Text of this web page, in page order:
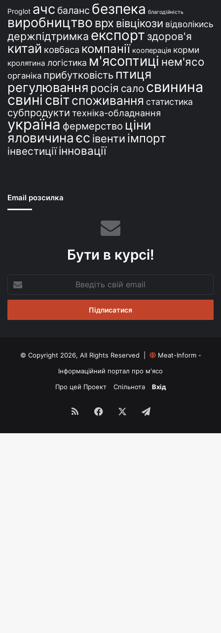
Proglot ачс баланс безпека благодійність
виробництво врх вівцікози відволікись
держпідтримка експорт здоров'я
китай ковбаса компанії кооперація корми
кролятина логістика м'ясоптиці нем'ясо
органіка прибутковість птиця
регулювання росія сало свинина
свині світспоживання статистика
субпродукти техніка-обладнання
україна фермерство ціни
яловичинаєс івенти імпорт
інвестиції інновації
Email розсилка
Бути в курсі!
Введіть
свій
email
© Copyright 2026, All Rights Reserved |
Meat-Inform -
Інформаційний портал про м'ясо
Про цей Проект
Спільнота Вхід
RSS Facebook